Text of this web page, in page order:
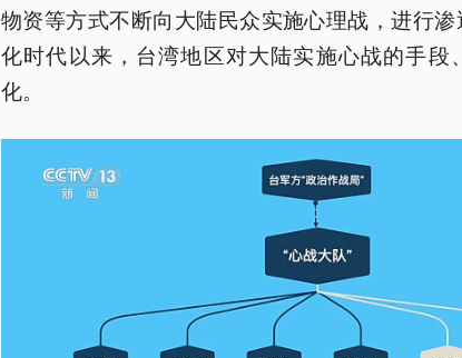
物资等方式不断向大陆民众实施心理战，进行
化时代以来，台湾地区对大陆实施心战的手段
化。